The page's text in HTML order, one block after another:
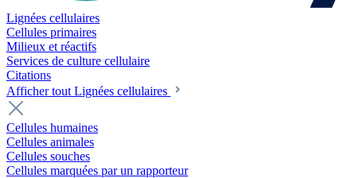
Lignées cellulaires
Cellules primaires
Milieux et réactifs
Services de culture cellulaire
Citations
Afficher tout Lignées cellulaires
Cellules humaines
Cellules animales
Cellules souches
Cellules marquées par un rapporteur